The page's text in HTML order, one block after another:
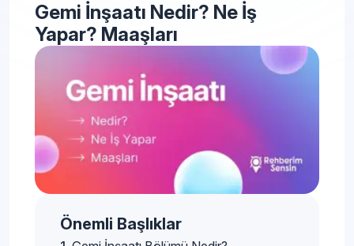
Gemi İnşaatı Nedir? Ne İş
Yapar? Maaşları
Önemli Başlıklar